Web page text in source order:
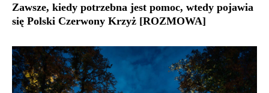
Zawsze, kiedy potrzebna jest pomoc, wtedy pojawia
się Polski Czerwony Krzyż [ROZMOWA]